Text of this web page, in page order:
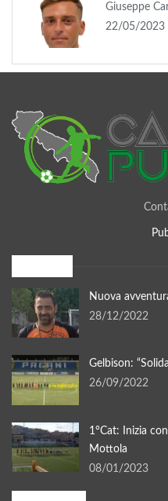
Giuseppe
22/05/2023
Nuova
28/12/2022
Gelbison:
26/09/2022
1°Cat: Inizia
Mottola
08/01/2023